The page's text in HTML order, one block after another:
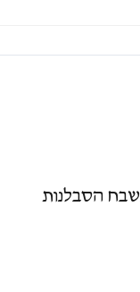
הסבלנות